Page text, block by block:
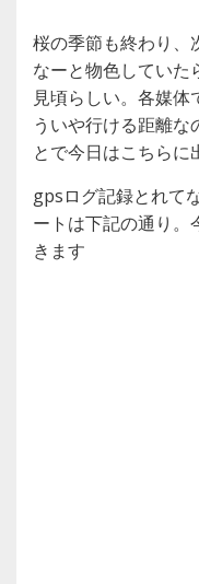
桜の季節も終わり、
なーと物色していた
見頃らしい。各媒
ういや行ける距離な
とで今日はこちらに
gpsログ記録とれて
ートは下記の通り。
きます